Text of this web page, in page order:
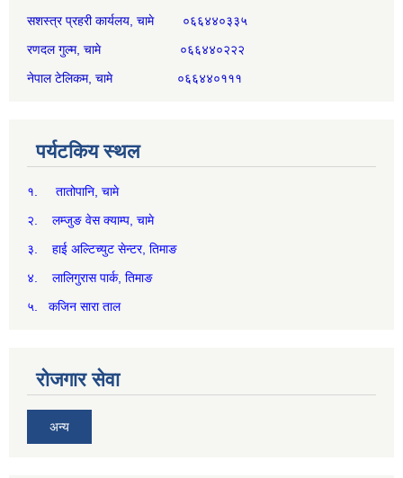
सशस्त्र प्रहरी कार्यलय, चामे ०६६४४०३३५
रणदल गुल्म, चामे ०६६४४०२२२
नेपाल टेलिकम, चामे ०६६४४०१११
पर्यटकिय स्थल
१. तातोपानि, चामे
२. लम्जुङ वेस क्याम्प, चामे
३. हाई अल्टिच्युट सेन्टर, तिमाङ
४. लालिगुरास पार्क, तिमाङ
५. कजिन सारा ताल
रोजगार सेवा
अन्य